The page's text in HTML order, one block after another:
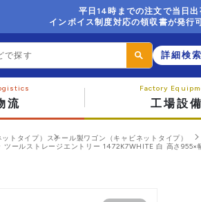
平日14時までの注文で当日
インボイス制度対応の領収書が発行
詳細検索
流 工場設備
トタイプ） スチール製ワゴン（キャビネットタイプ）
ールストレージエントリー 1472K7WHITE 白 高さ